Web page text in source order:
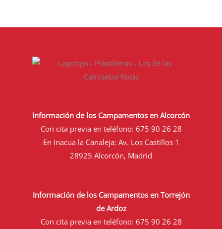
Información de los Campamentos en Alcorcón
Con cita previa en teléfono: 675 90 26 28
En Inacua la Canaleja: Av. Los Castillos 1
28925 Alcorcón, Madrid
Información de los Campamentos en Torrejón
de Ardoz
Con cita previa en teléfono: 675 90 26 28